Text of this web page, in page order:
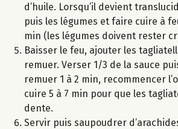
d’huile. Lorsqu’il devient
puis les légumes et faire cuire à
min (les légumes doivent rester
Baisser le feu, ajouter les
remuer. Verser 1/3 de la sauce
remuer 1 à 2 min, recommencer
cuire 5 à 7 min pour que les
dente.
Servir puis saupoudrer